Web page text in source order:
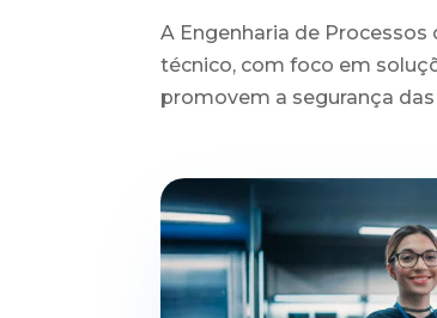
A Engenharia de
técnico, com foco em
promovem a segurança